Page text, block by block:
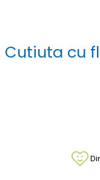
Cutiuta cu